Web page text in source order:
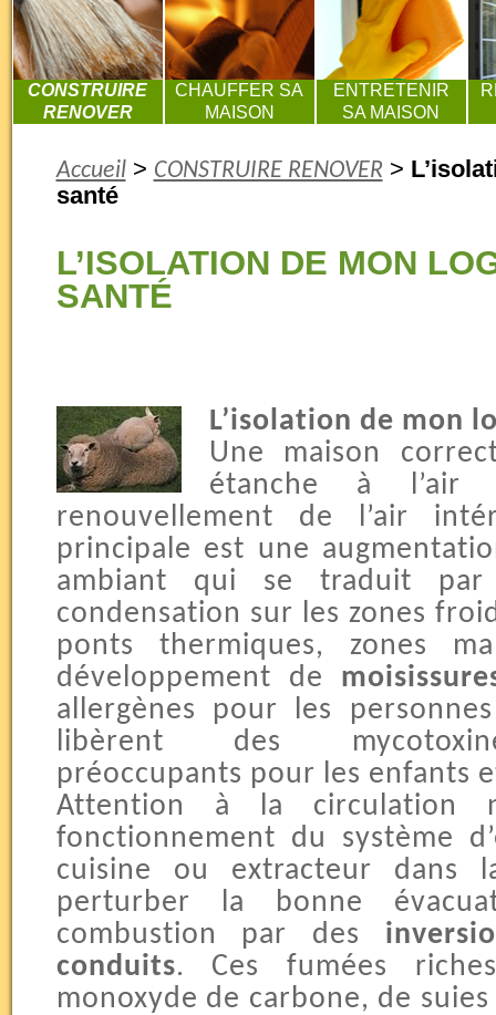
CONSTRUIRE
RENOVER
CHAUFFER SA
MAISON
ENTRETENIR
SA MAISON
Accueil> CONSTRUIRE RENOVER >
santé
L’ISOLATION DE MON
SANTÉ
L’isolation de mon
Une maison
étanche à
renouvellement de l’air
principale est une
ambiant qui se traduit
condensation sur les zones
ponts thermiques, zones
développement de
allergènes pour les
libèrent des
préoccupants pour les enfants
Attention à la circulation
fonctionnement du système
cuisine ou extracteur dans
perturber la bonne
combustion par des
conduits. Ces fumées
monoxyde de carbone, de